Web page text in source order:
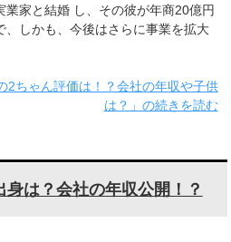
家と結婚 し、その彼が年商20億円
、しかも、今後はさらに事業を拡大
2ちゃん評価は！？会社の年収や子供
は？」の続きを読む
は？会社の年収公開！？